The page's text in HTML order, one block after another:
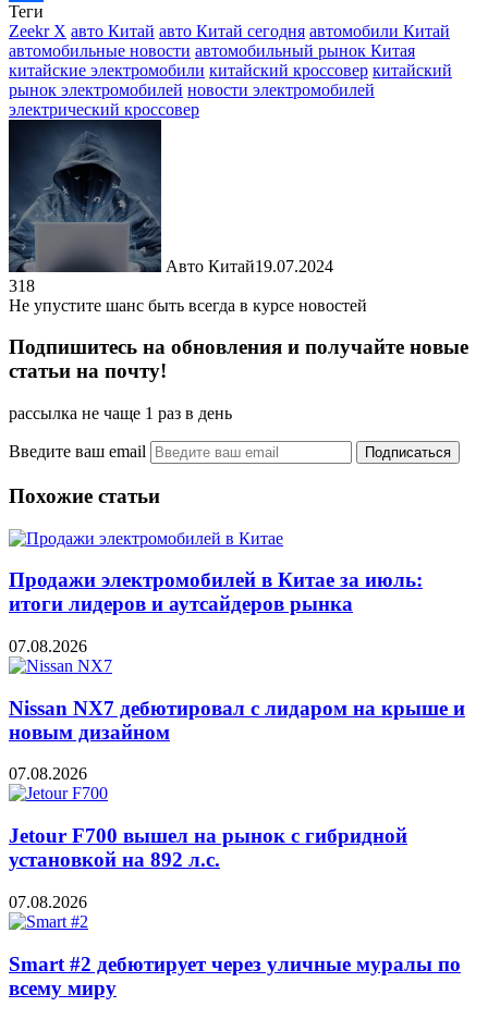
Отправить
Теги
Zeekr X авто Китай авто Китай сегодня автомобили Китай
автомобильные новости автомобильный рынок Китая
китайские электромобили китайский кроссовер китайский
рынок электромобилей новости электромобилей
электрический кроссовер
Авто Китай19.07.2024
318
Не упустите шанс быть всегда в курсе новостей
Подпишитесь на обновления и получайте новые
статьи на почту!
рассылка не чаще 1 раз в день
Введите ваш email
Похожие статьи
Продажи электромобилей в Китае за июль:
итоги лидеров и аутсайдеров рынка
07.08.2026
Nissan NX7 дебютировал с лидаром на крыше и
новым дизайном
07.08.2026
Jetour F700 вышел на рынок с гибридной
установкой на 892 л.с.
07.08.2026
Smart #2 дебютирует через уличные муралы по
всему миру